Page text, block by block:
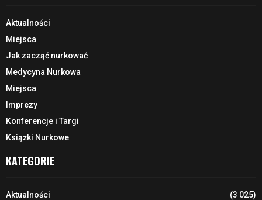
Aktualności
Miejsca
Jak zacząć nurkować
Medycyna Nurkowa
Miejsca
Imprezy
Konferencje i Targi
Książki Nurkowe
KATEGORIE
Aktualności
(3 025)